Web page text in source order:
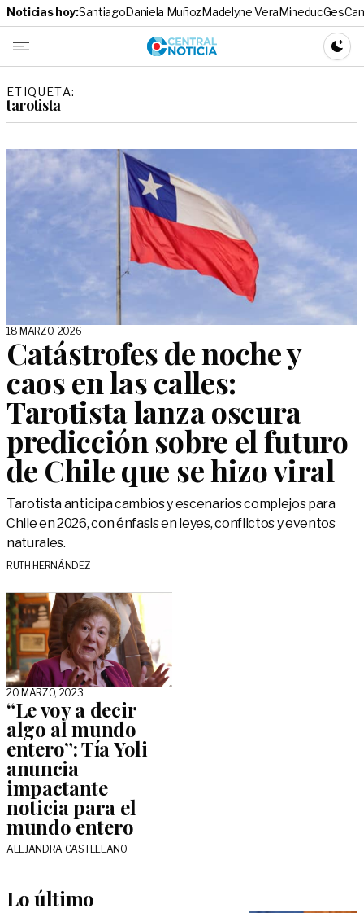
Noticias hoy:SantiagoDaniela MuñozMadelyne VeraMineducGes
Central
ETIQUETA:
tarotista
18 MARZO, 2026
Catástrofes de noche y
caos en las calles:
Tarotista lanza oscura
predicción sobre el futuro
de Chile que se hizo viral
Tarotista anticipa cambios y escenarios complejos para
Chile en 2026, con énfasis en leyes, conflictos y eventos
naturales.
RUTH HERNÁNDEZ
20 MARZO, 2023
“Le voy a decir
algo al mundo
entero”: Tía Yoli
anuncia
impactante
noticia para el
mundo entero
ALEJANDRA CASTELLANO
Lo último